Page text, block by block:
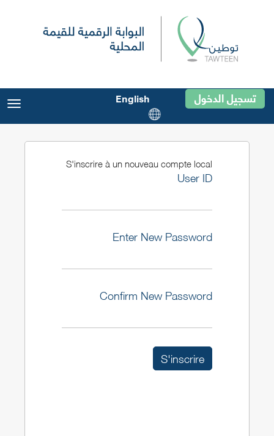
تسجيل الدخول English
S'inscrire à un nouveau compte local
User ID
Enter New Password
Confirm New Password